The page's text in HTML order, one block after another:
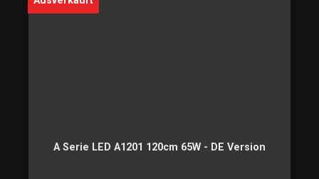
A Serie LED A1201 120cm 65W - DE Version